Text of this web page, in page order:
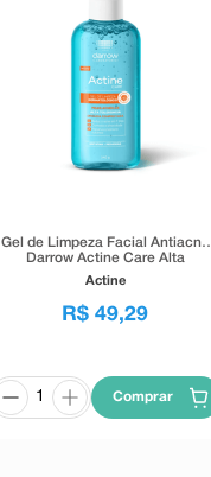
Gel de Limpeza Facial Antiacne
Darrow Actine Care Alta
Tolerância 140g
Actine
R$ 49,29
Comprar